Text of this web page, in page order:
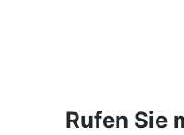
Rufen Sie